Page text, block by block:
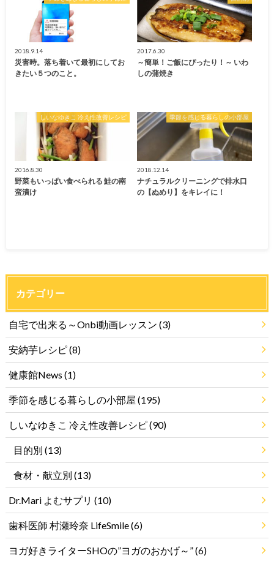
2018.9.14
災害時。落ち着いて最初にしてお
きたい５つのこと。
2017.6.30
～簡単！ご飯にぴったり！～ いわ
しの蒲焼き
しいなゆきこ 冷え性改善レシピ
2016.8.30
野菜もいっぱい食べられる 鮭の南
蛮漬け
季節を感じる暮らしの小部屋
2018.12.14
ナチュラルクリーニングで排水口
の【ぬめり】をキレイに！
カテゴリー
自宅で出来る～Onbi動画レッスン (3)
安納芋レシピ(8)
健康館News (1)
季節を感じる暮らしの小部屋 (195)
しいなゆきこ 冷え性改善レシピ(90)
目的別 (13)
食材・献立別 (13)
Dr.Mari よむサプリ (10)
歯科医師 村瀬玲奈 LifeSmile(6)
ヨガ好きライターSHOの”ヨガのおかげ～”(6)